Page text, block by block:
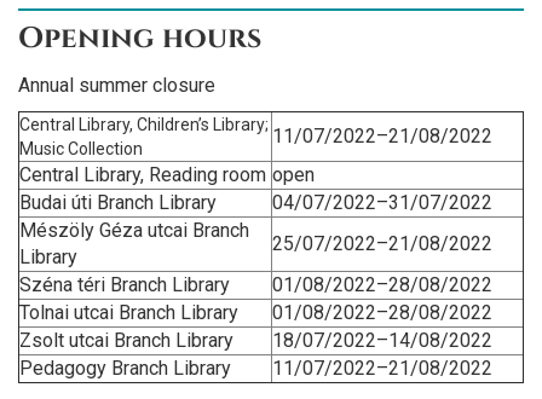
Opening hours
Annual summer closure
Central Library, Children’s Library;
Music Collection
11/07/2022–21/08/2022
Central Library, Reading room open
Budai úti Branch Library
04/07/2022–31/07/2022
Mészöly Géza utcai Branch
Library
25/07/2022–21/08/2022
Széna téri Branch Library
01/08/2022–28/08/2022
Tolnai utcai Branch Library
01/08/2022–28/08/2022
Zsolt utcai Branch Library
18/07/2022–14/08/2022
Pedagogy Branch Library
11/07/2022–21/08/2022